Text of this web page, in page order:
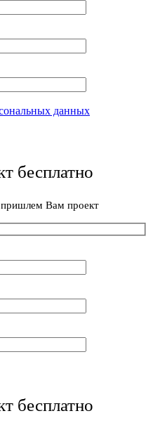
данных
бесплатно
пришлем Вам проект
бесплатно